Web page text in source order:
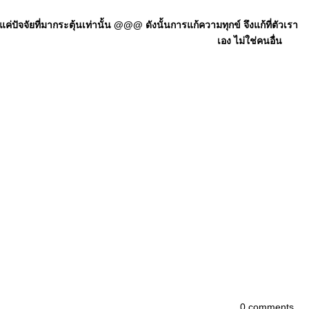
ปัจจัยที่มากระตุ้นเท่านั้น @@@ ดังนั้นการแก้ความทุกข์ จึงแก้ที่ตัวเรา
เอง ไม่ใช่คนอื่น